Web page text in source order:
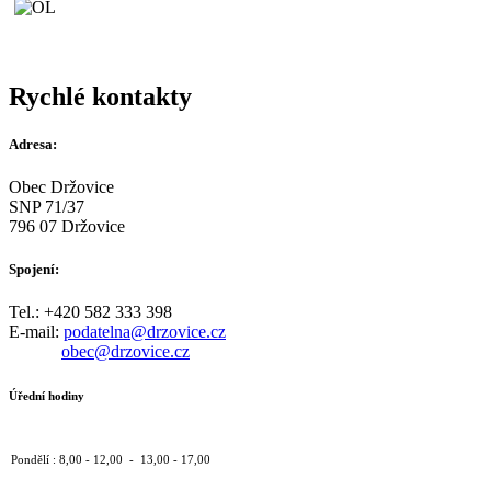
Rychlé kontakty
Adresa:
Obec Držovice
SNP 71/37
796 07 Držovice
Spojení:
Tel.: +420 582 333 398
E-mail: podatelna@drzovice.cz
obec@drzovice.cz
Úřední hodiny
Pondělí : 8,00 - 12,00 - 13,00 - 17,00